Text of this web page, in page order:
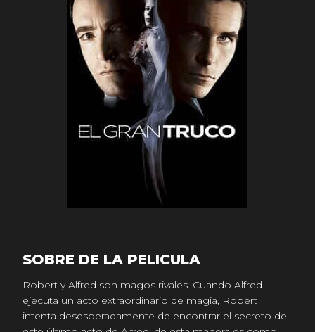
SOBRE DE LA PELICULA
Robert y Alfred son magos rivales. Cuando Alfred
ejecuta un acto extraordinario de magia, Robert
intenta desesperadamente de encontrar el secreto de